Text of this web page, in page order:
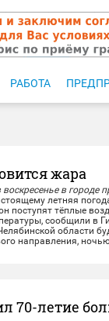
РАБОТА
жара
в городе
летняя
поступят тёплые
сообщили в
области
направления,
70-летие